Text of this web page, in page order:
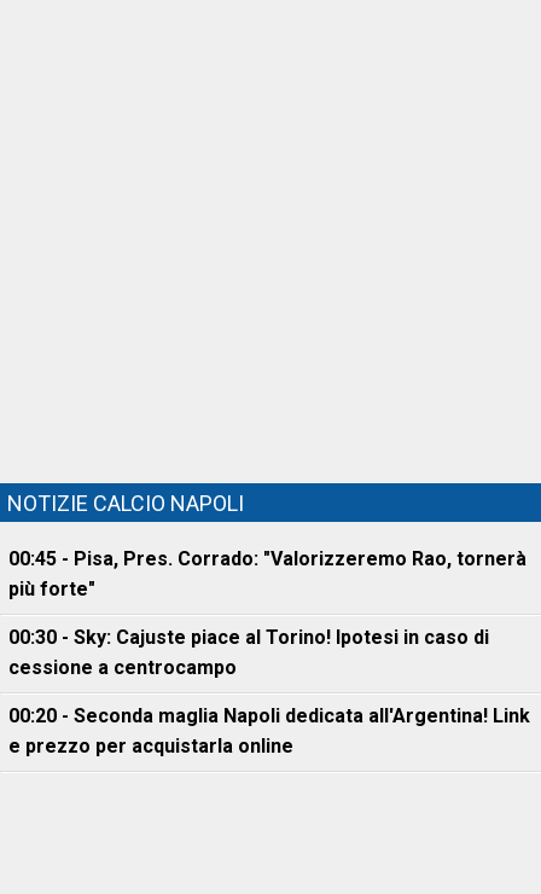
NOTIZIE CALCIO NAPOLI
00:45 - Pisa, Pres. Corrado: "Valorizzeremo Rao, tornerà
più forte"
00:30 - Sky: Cajuste piace al Torino! Ipotesi in caso di
cessione a centrocampo
00:20 - Seconda maglia Napoli dedicata all'Argentina! Link
e prezzo per acquistarla online